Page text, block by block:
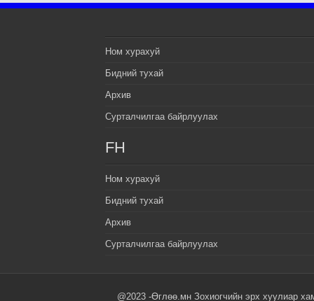
Ном хурахуй
Бидний тухай
Архив
Сурталчилгаа байрлуулах
FH
Ном хурахуй
Бидний тухай
Архив
Сурталчилгаа байрлуулах
@2023 -Өглөө.мн Зохиогчийн эрх хуулиар